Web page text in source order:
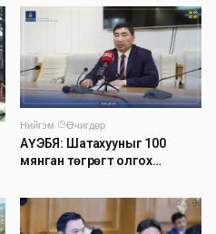
Нийгэм·
Өчигдөр
АҮЭБЯ: Шатахууныг 100
мянган төгрөгт олгох